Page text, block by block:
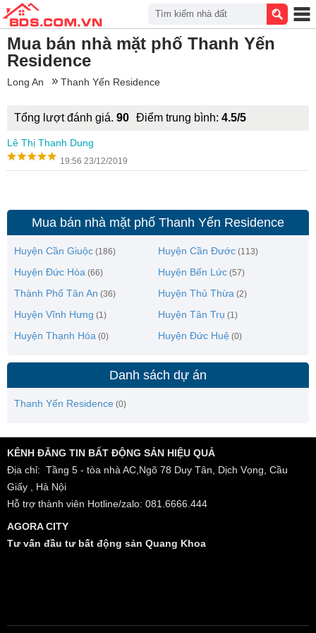
Mua bán nhà mặt phố Thanh Yến
Residence
Long An Thanh Yến Residence
Tổng lượt đánh giá. 90 Điểm trung bình: 4.5/5
Lê Thị Thanh Dung
19:56 23/12/2019
Mua bán nhà mặt phố Thanh Yến Residence
Huyện Cần Giuộc (186) Huyện Cần Đước (113)
Huyện Đức Hòa (66) Huyện Bến Lức (57)
Thành Phố Tân An (36) Huyện Thủ Thừa (2)
Huyện Vĩnh Hưng (1) Huyện Tân Trụ (1)
Huyện Thạnh Hóa (0) Huyện Đức Huệ (0)
Danh sách dự án
Thanh Yến Residence (0)
Tìm kiếm nhà đất
KÊNH ĐĂNG TIN BẤT ĐỘNG SẢN HIỆU QUẢ
Địa chỉ: Tầng 5 - tòa nhà AC,Ngõ 78 Duy Tân, Dịch Vọng, Cầu
Giấy , Hà Nội
Hỗ trợ thành viên Hotline/zalo: 081.6666.444
AGORA CITY
Tư vấn đầu tư bất động sản Quang Khoa